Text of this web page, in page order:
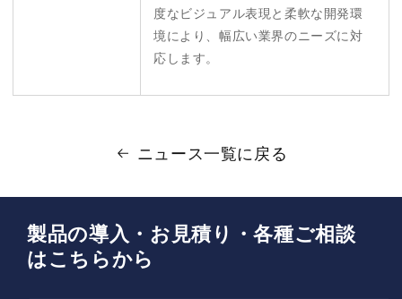
度なビジュアル表現と柔軟な開発環
境により、幅広い業界のニーズに対
応します。
ニュース一覧に戻る
製品の導入・お見積り・各種ご相談
はこちらから